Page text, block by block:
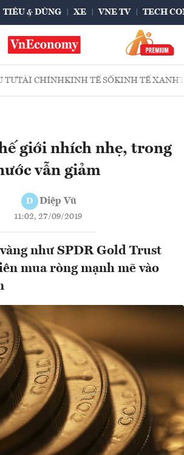
TIÊU & DÙNG XE VNE TV TECH
TƯTÀI CHÍNHKINH TẾ SỐKINH TẾ XANH
giới nhích nhẹ, trong
vẫn giảm
D Diệp Vũ
11:02, 27/09/2019
như SPDR Gold Trust
mua ròng mạnh mẽ vào